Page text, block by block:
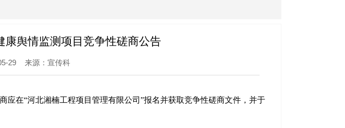
舆情监测项目竞争性磋商公告
29 来源：宣传科
应在“河北湘楠工程项目管理有限公司”报名并获取竞争性磋商文件，并于